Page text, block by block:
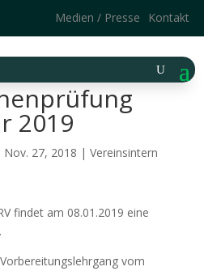
Medien / Presse Kontakt
2019
Nov. 27, 2018 | Vereinsintern
findet am 08.01.2019 eine
vom